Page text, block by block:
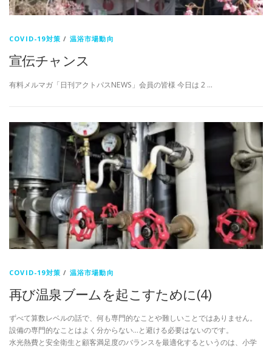
COVID-19対策 / 温浴市場動向
宣伝チャンス
有料メルマガ「日刊アクトパスNEWS」会員の皆様 今日は 2 …
COVID-19対策 / 温浴市場動向
再び温泉ブームを起こすために(4)
ずべて算数レベルの話で、何も専門的なことや難しいことではありません。
設備の専門的なことはよく分からない…と避ける必要はないのです。
水光熱費と安全衛生と顧客満足度のバランスを最適化するというのは、小学